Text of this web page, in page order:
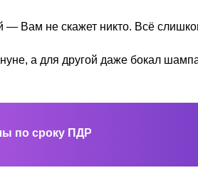
— Вам не скажет никто. Всё
а для другой даже бокал
по сроку ПДР